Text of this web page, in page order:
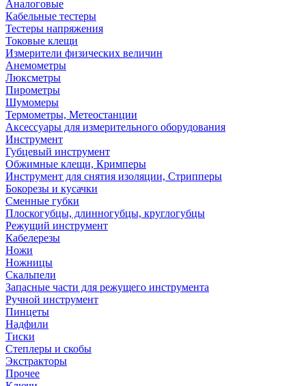
Аналоговые
Кабельные тестеры
Тестеры напряжения
Токовые клещи
Измерители физических величин
Анемометры
Люксметры
Пирометры
Шумомеры
Термометры, Метеостанции
Аксессуары для измерительного оборудования
Инструмент
Губцевый инструмент
Обжимные клещи, Кримперы
Инструмент для снятия изоляции, Стрипперы
Бокорезы и кусачки
Сменные губки
Плоскогубцы, длинногубцы, круглогубцы
Режущий инструмент
Кабелерезы
Ножи
Ножницы
Скальпели
Запасные части для режущего инструмента
Ручной инструмент
Пинцеты
Надфили
Тиски
Степлеры и скобы
Экстракторы
Прочее